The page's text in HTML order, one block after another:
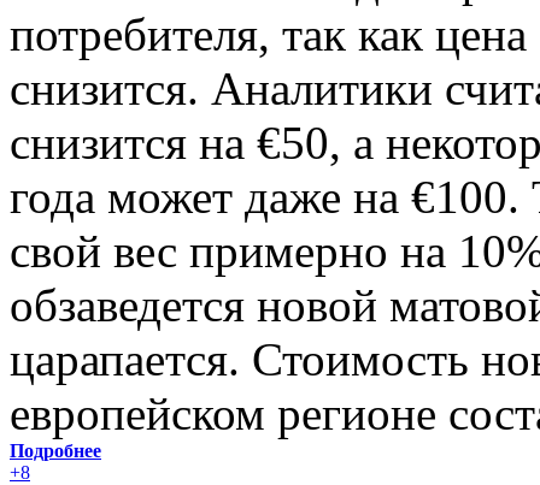
потребителя, так как
снизится. Аналитики
снизится на €50, а
года может даже на €100.
свой вес примерно на
обзаведется новой
царапается. Стоимость
европейском регионе
Подробнее
+8